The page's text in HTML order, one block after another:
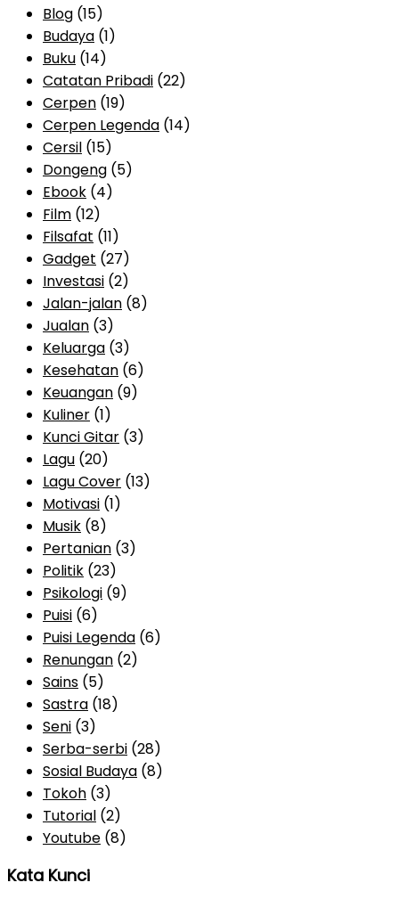
Blog (15)
Budaya (1)
Buku (14)
Catatan Pribadi (22)
Cerpen (19)
Cerpen Legenda (14)
Cersil (15)
Dongeng (5)
Ebook (4)
Film (12)
Filsafat (11)
Gadget (27)
Investasi (2)
Jalan-jalan (8)
Jualan (3)
Keluarga (3)
Kesehatan (6)
Keuangan (9)
Kuliner (1)
Kunci Gitar (3)
Lagu (20)
Lagu Cover (13)
Motivasi (1)
Musik (8)
Pertanian (3)
Politik (23)
Psikologi (9)
Puisi (6)
Puisi Legenda (6)
Renungan (2)
Sains (5)
Sastra (18)
Seni (3)
Serba-serbi (28)
Sosial Budaya (8)
Tokoh (3)
Tutorial (2)
Youtube (8)
Kata Kunci